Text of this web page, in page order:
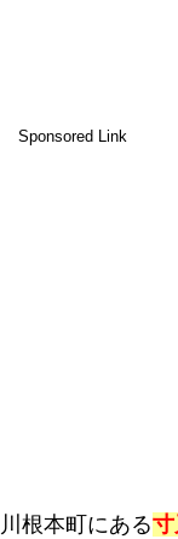
Sponsored Link
根本町にある